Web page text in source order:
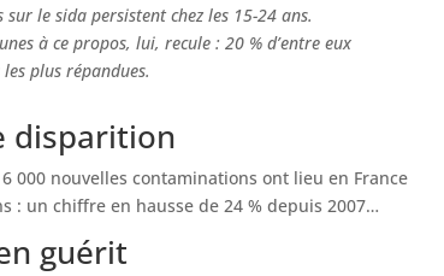
le sida persistent chez les 15-24 ans.
à ce propos, lui, recule : 20 % d’entre eux
plus répandues.
disparition
000 nouvelles contaminations ont lieu en France
: un chiffre en hausse de 24 % depuis 2007…
guérit